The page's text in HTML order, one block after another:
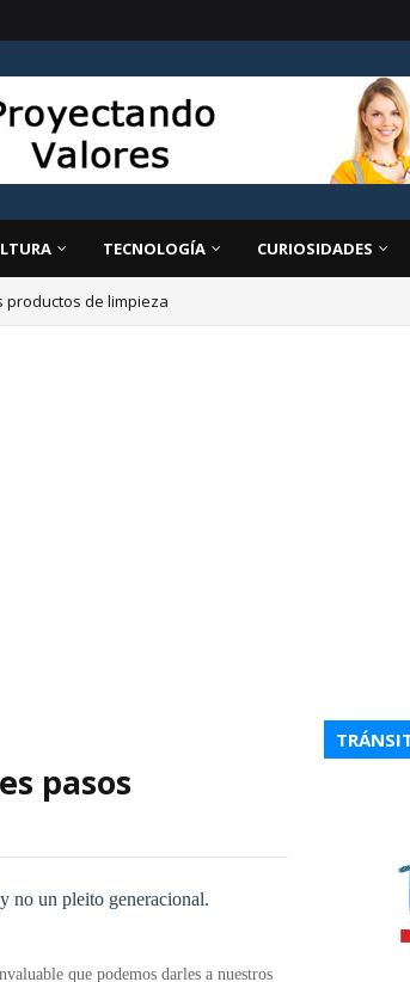
TECNOLOGÍA CURIOSIDADES
pasos
no un pleito generacional.
que podemos darles a nuestros